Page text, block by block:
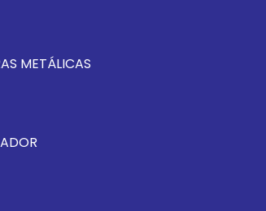
METÁLICAS